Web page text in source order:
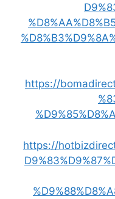
https://
https://